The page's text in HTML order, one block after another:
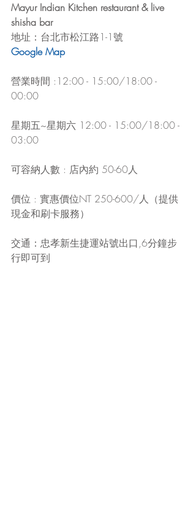
Mayur Indian Kitchen restaurant & live
shisha bar
地址：台北市松江路1-1號
Google Map
營業時間 :12:00 - 15:00/18:00 -
00:00
星期五~星期六 12:00 - 15:00/18:00 -
03:00
可容納人數 : 店內約 50-60人
價位 : 實惠價位NT 250-600/人（提供
現金和刷卡服務）
交通：忠孝新生捷運站號出口,6分鐘步
行即可到